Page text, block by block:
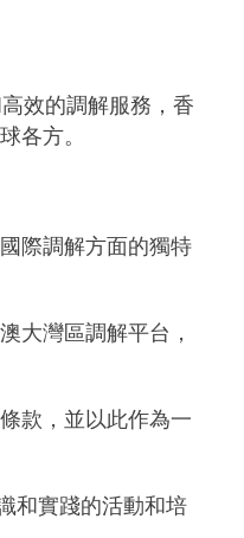
效的調解服務，香
各方。
際調解方面的獨特
大灣區調解平台，
款，並以此作為一
和實踐的活動和培